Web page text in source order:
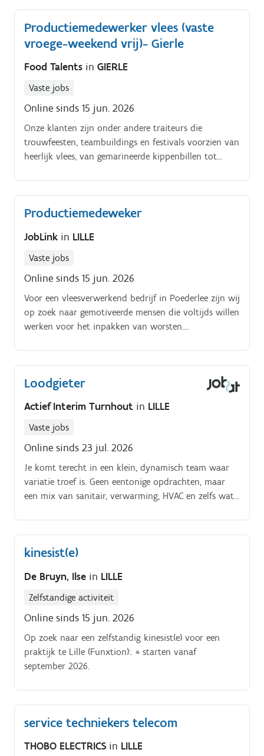
van de processen Je denkt mee na over de
optimalisatie van recepten en productieprocessen en
deelt hierbij jouw vakkennis.
Productiemedewerker vlees (vaste
vroege-weekend vrij)- Gierle
Food Talents in GIERLE
Vaste jobs
Online sinds 15 jun. 2026
Onze klanten zijn onder andere traiteurs die
trouwfeesten, teambuildings en festivals voorzien van
heerlijk vlees, van gemarineerde kippenbillen tot
in dagdienst werkt.
Productiemedeweker
JobLink in LILLE
Vaste jobs
Online sinds 15 jun. 2026
Voor een vleesverwerkend bedrijf in Poederlee zijn wij
op zoek naar gemotiveerde mensen die voltijds willen
werken voor het inpakken van worsten.
bedrijf. Je bent verantwoordelijk voor het inpakken
en stappelen van vleeswaren.
Loodgieter
Actief Interim Turnhout in LILLE
Vaste jobs
Online sinds 23 jul. 2026
Je komt terecht in een klein, dynamisch team waar
variatie troef is. Geen eentonige opdrachten, maar
een mix van sanitair, verwarming, HVAC en zelfs wat
kinesist(e)
De Bruyn, Ilse in LILLE
Zelfstandige activiteit
Online sinds 15 jun. 2026
Op zoek naar een zelfstandig kinesist(e) voor een
praktijk te Lille (Funxtion):. * starten vanaf
september 2026.
service techniekers telecom
THOBO ELECTRICS in LILLE